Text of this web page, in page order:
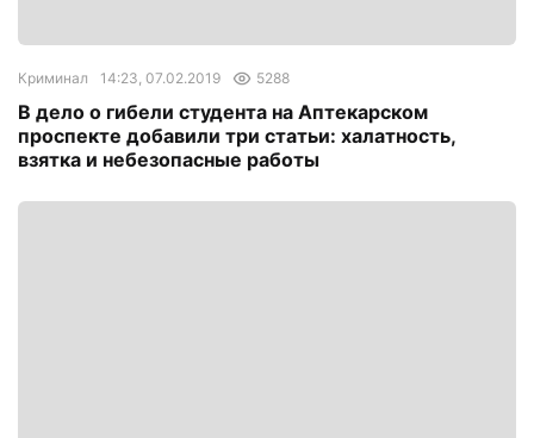
Криминал 14:23, 07.02.2019 5288
В дело о гибели студента на Аптекарском
проспекте добавили три статьи: халатность,
взятка и небезопасные работы